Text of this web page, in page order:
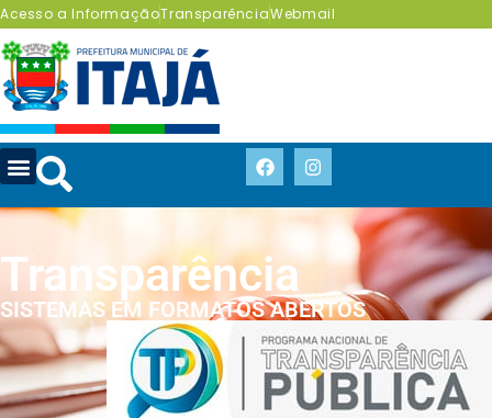
Acesso a InformaçãoTransparênciaWebmail
Transparência
SISTEMAS EM FORMATOS ABERTOS